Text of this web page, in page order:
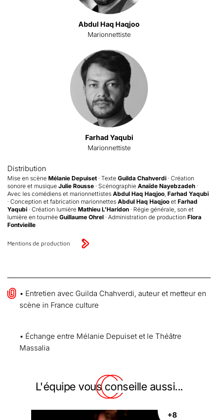
Abdul Haq Haqjoo
Marionnettiste
Farhad Yaqubi
Marionnettiste
Distribution
Mise en scène Mélanie Depuiset· Texte Guilda Chahverdi · Création
sonore et musique Julie Rousse · Scénographie Anaïde Nayebzadeh ·
Avec les comédiens et marionnettistes Abdul Haq Haqjoo, Farhad Yaqubi
· Conception et fabrication marionnettes Abdul Haq Haqjoo et Farhad
Yaqubi · Création lumière Mathieu L'Haridon · Régie générale, son et
lumière en tournée Guillaume Ohrel · Administration de production Flora
Fontvieille
Mentions de production
• Entretien avec Guilda Chahverdi, auteur et metteur en
scène in France culture
• Échange entre Mélanie Depuiset et le Théâtre
Massalia
L'équipe vous conseille aussi...
+8